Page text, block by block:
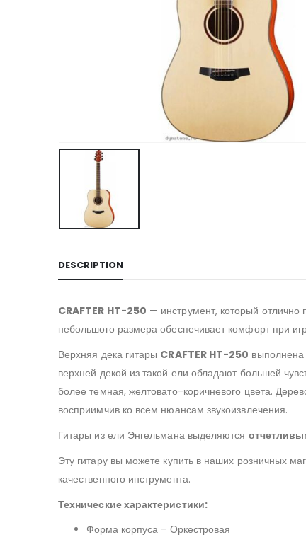
DESCRIPTION
CRAFTER HT-250 — инструмент, который
небольшого размера обеспечивает комфорт при
Верхняя дека гитары CRAFTER HT-250 выполнена
верхней декой из такой ели обладают большей
более темная, желтовато-коричневого цвета.
восприимчив ко всем нюансам звукоизвлечения.
Гитары из ели Энгельмана выделяются
Эту гитару вы можете купить в наших розничных
качественного инструмента.
Технические характеристики:
Форма корпуса – Оркестровая